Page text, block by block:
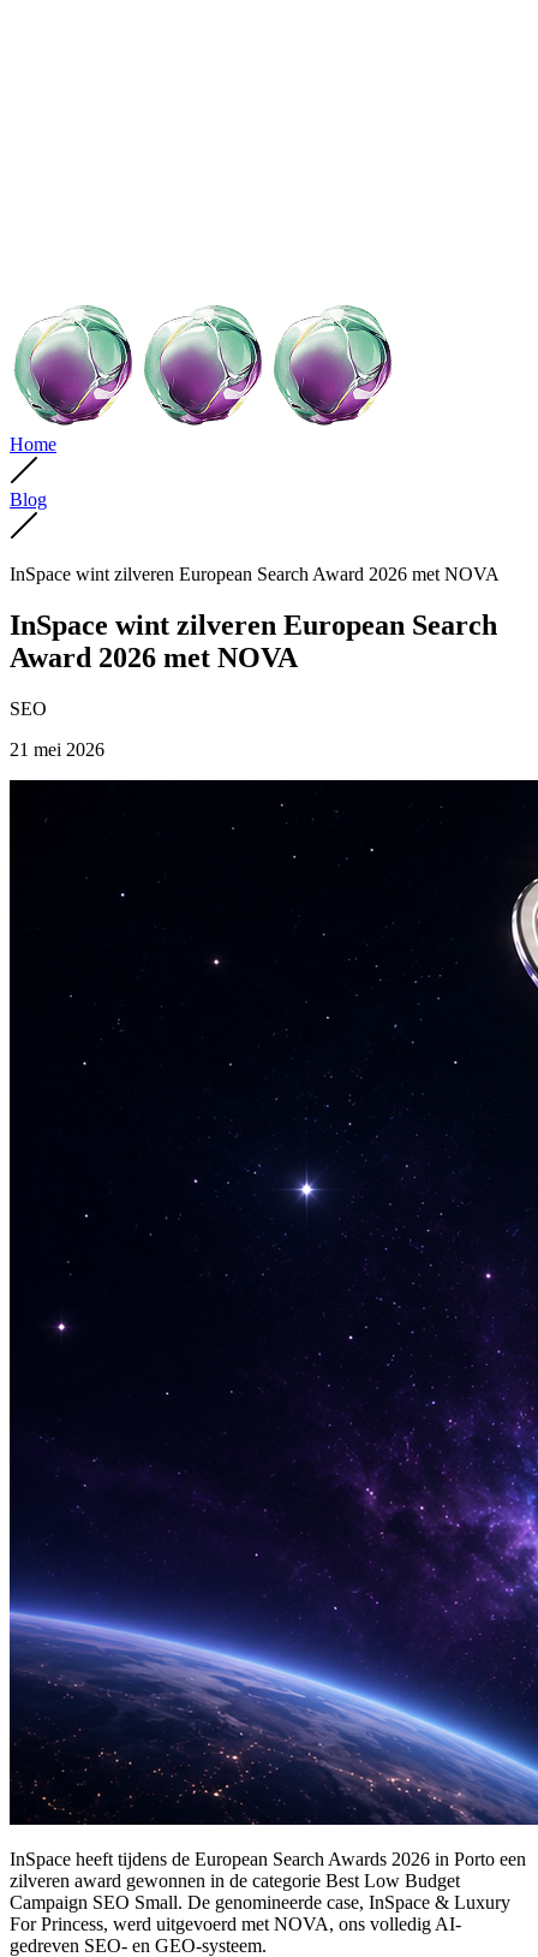
Home
Blog
InSpace wint zilveren European Search Award 2026 met NOVA
InSpace wint zilveren European Search
Award 2026 met NOVA
SEO
21 mei 2026
InSpace heeft tijdens de European Search Awards 2026 in Porto een
zilveren award gewonnen in de categorie Best Low Budget
Campaign SEO Small. De genomineerde case, InSpace & Luxury
For Princess, werd uitgevoerd met NOVA, ons volledig AI-
gedreven SEO- en GEO-systeem.